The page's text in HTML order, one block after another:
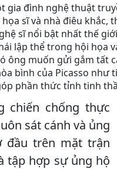
gia đình nghệ thuật
sĩ và nhà điêu
sĩ nổi bật nhất thế
lập thể trong hội họa
ông muốn gửi gắm tất
bình của Picasso
phần thức tỉnh tinh
chiến chống thực
sát cánh và ủng
đầu trên mặt trận
tập hợp sự ủng hộ